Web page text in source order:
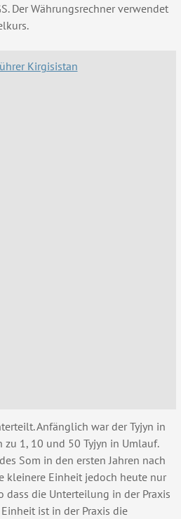
Der Währungsrechner verwendet
Kirgisistan
Anfänglich war der Tyjyn in
1, 10 und 50 Tyjyn in Umlauf.
Som in den ersten Jahren nach
kleinere Einheit jedoch heute nur
dass die Unterteilung in der Praxis
ist in der Praxis die